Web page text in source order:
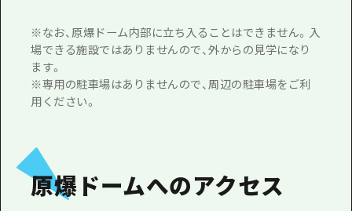
※なお、原爆ドーム内部に立ち入ることはできません。入
場できる施設ではありませんので、外からの見学になり
ます。
※専用の駐車場はありませんので、周辺の駐車場をご利
用ください。
原爆ドームへのアクセス